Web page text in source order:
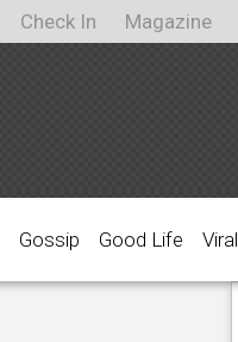
Check In Magazine
Gossip Good Life Viral